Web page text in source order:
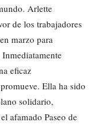
Arlette
de los trabajadores
marzo para
eficaz
Ella ha sido
solidario,
afamado Paseo de